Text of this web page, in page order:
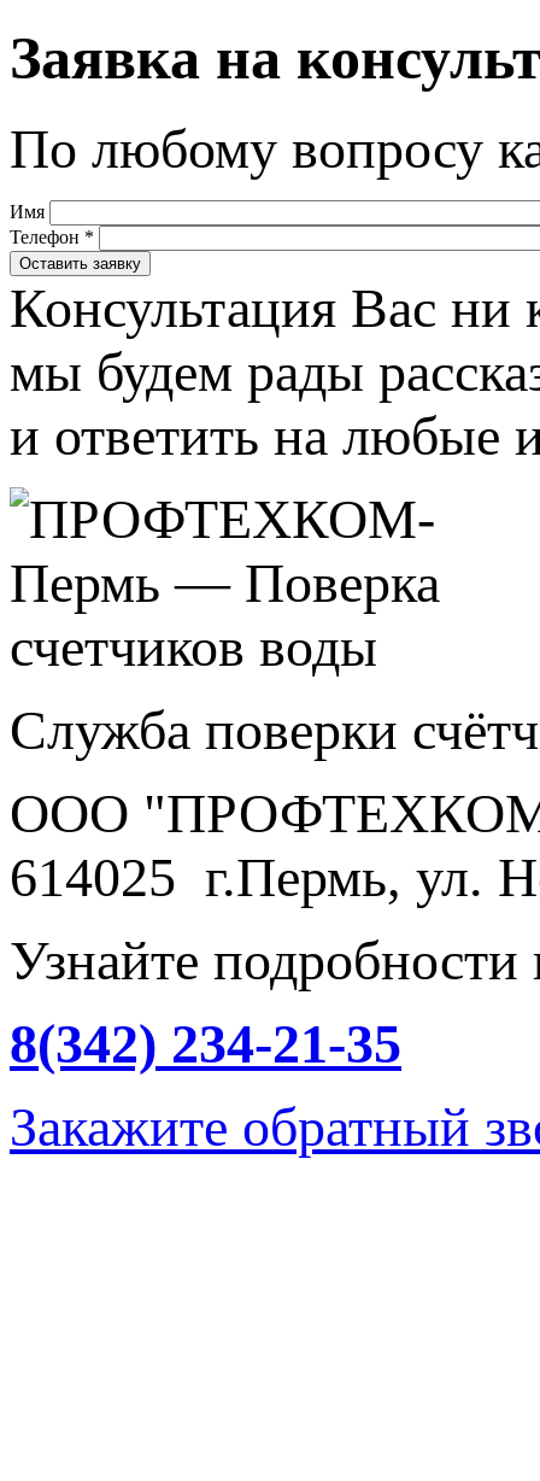
Заявка на
По любому вопросу
Имя
Телефон *
Консультация Вас ни
мы будем рады
и ответить на любые
Служба поверки
ООО
614025 г.Пермь, ул.
Узнайте
8(342) 234-21-35
Закажите обратный